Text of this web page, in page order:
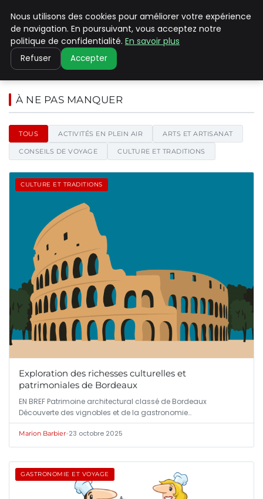
PILAT PATRIMOINES
Pilat Patrimoines - Blog
À NE PAS MANQUER
TOUS ACTIVITÉS EN PLEIN AIR ARTS ET ARTISANAT
CONSEILS DE VOYAGE CULTURE ET TRADITIONS
CULTURE ET TRADITIONS
Exploration des richesses culturelles et
patrimoniales de Bordeaux
EN BREF Patrimoine architectural classé de Bordeaux
Découverte des vignobles et de la gastronomie…
Marion Barbier•23 octobre 2025
GASTRONOMIE ET VOYAGE
Nous utilisons des cookies pour améliorer votre expérience
de navigation. En poursuivant, vous acceptez notre
politique de confidentialité. En savoir plus
Refuser Accepter